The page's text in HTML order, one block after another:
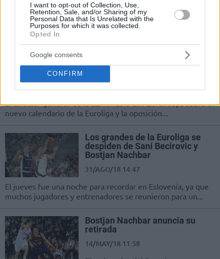
I want to opt-out of Collection, Use,
Retention, Sale, and/or Sharing of my
Personal Data that Is Unrelated with the
Purposes for which it was collected.
Opted In
Google consents
CONFIRM
Svetislav Pesic criticó las propuestas del director de la
Asociación de Jugadores de la Euroliga, quien quiere
recortar las...
Bostjan Nachbar: “Al igual que la
ABP, nuestro único interés es el
El director generar de la ELPA habló con Eurohoops sobre el
nuevo calendario de la Euroliga y la oposición...
Los grandes de la Euroliga se
despiden de Sani Becirovic y
Bostjan Nachbar
31/AGO/18 14:47
El jueves fue una noche para recordar en Eslovenia, ya que
muchos jugadores y entrenadores se reunieron para un...
Bostjan Nachbar anuncia su
retirada
14/MAY/18 11:58